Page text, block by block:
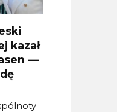
kazał
—